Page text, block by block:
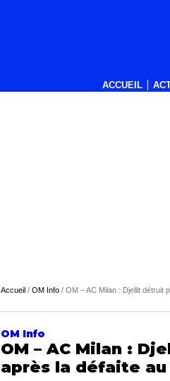
ACCUEIL
Accueil / OM Info / OM – AC Milan : Djellit détruit
OM Info
OM – AC Milan :
après la défaite